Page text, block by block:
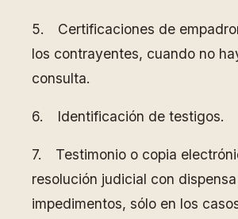
5. Certificaciones de
los contrayentes, cuando no
consulta.
6. Identificación de testigos.
7. Testimonio o copia
resolución judicial con
impedimentos, sólo en los